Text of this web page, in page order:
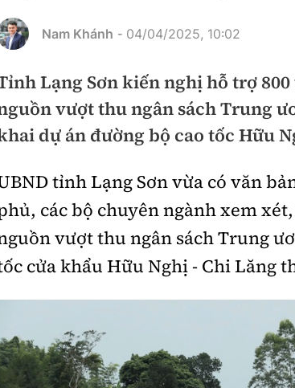
Mời
sự
An toàn giao thông
Giao thông 24h
ATGT địa phương
Lái xe an toàn
Chung tay vì ATGT
Gương sáng giao thông
xem thêm
Văn hóa - Giải Trí
Văn hóa
Thể
Nam Khánh - 04/04/2025, 10:02
Lạng Sơn kiến nghị hỗ trợ
vượt thu ngân sách Trung
dự án đường bộ cao tốc Hữu
tỉnh Lạng Sơn vừa có văn
các bộ chuyên ngành xem
vượt thu ngân sách Trung
cửa khẩu Hữu Nghị - Chi Lăng